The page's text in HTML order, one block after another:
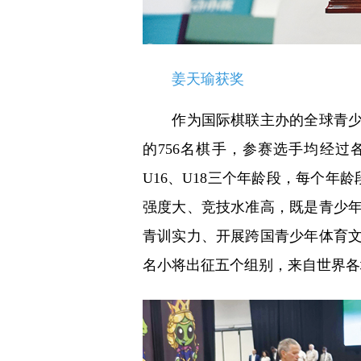
姜天瑜获奖
作为国际棋联主办的全球青少
的756名棋手，参赛选手均经过
U16、U18三个年龄段，每个年
强度大、竞技水准高，既是青少
青训实力、开展跨国青少年体育
名小将出征五个组别，来自世界